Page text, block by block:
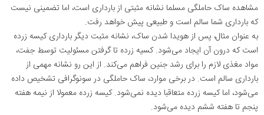
مشاهده ساک حاملگی مسلما نشانه مثبتی از بارداری است، اما تضمینی نیست
که بارداری شما سالم است و طبیعی پیش خواهد رفت.
به عنوان مثال، پس از هویدا شدن ساک، نشانه مثبت دیگر بارداری کیسه زرده
است که درون آن ایجاد می‌شود. کسیه زرده تا گرفتن مسئولیت توسط جفت،
مواد مغذی لازم را برای رشد جنین فراهم می‌کند. از این رو نشانه مهمی از
بارداری سالم است. در برخی موارد، ساک حاملگی در سونوگرافی تشخیص داده
می‌شود، اما کیسه زرده متعاقبا دیده نمی‌شود. کیسه زرده معمولا از نیمه هفته
پنجم تا هفته ششم دیده می‌شود.